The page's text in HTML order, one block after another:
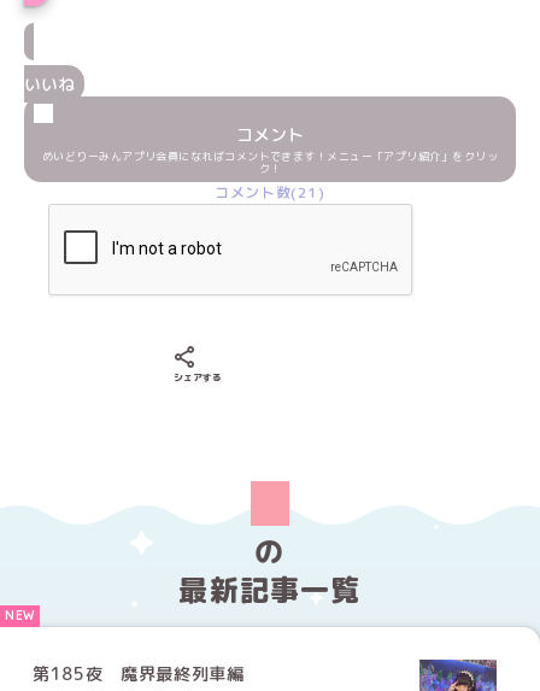
いいね
コメント
めいどりーみんアプリ会員になればコメントできます！メニュー「アプリ紹介」をクリッ
ク！
コメント数(21)
シェアする
の
最新記事一覧
第185夜 魔界最終列車編